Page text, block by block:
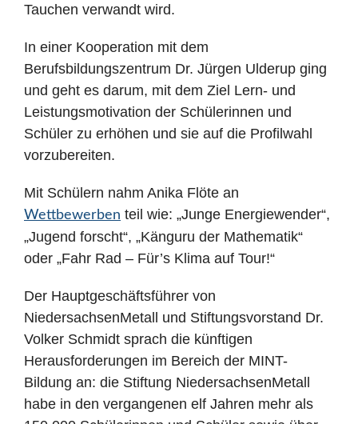
Tauchen verwandt wird.
In einer Kooperation mit dem
Berufsbildungszentrum Dr. Jürgen Ulderup ging
und geht es darum, mit dem Ziel Lern- und
Leistungsmotivation der Schülerinnen und
Schüler zu erhöhen und sie auf die Profilwahl
vorzubereiten.
Mit Schülern nahm Anika Flöte an
Wettbewerben teil wie: „Junge Energiewender“,
„Jugend forscht“, „Känguru der Mathematik“
oder „Fahr Rad – Für’s Klima auf Tour!“
Der Hauptgeschäftsführer von
NiedersachsenMetall und Stiftungsvorstand Dr.
Volker Schmidt sprach die künftigen
Herausforderungen im Bereich der MINT-
Bildung an: die Stiftung NiedersachsenMetall
habe in den vergangenen elf Jahren mehr als